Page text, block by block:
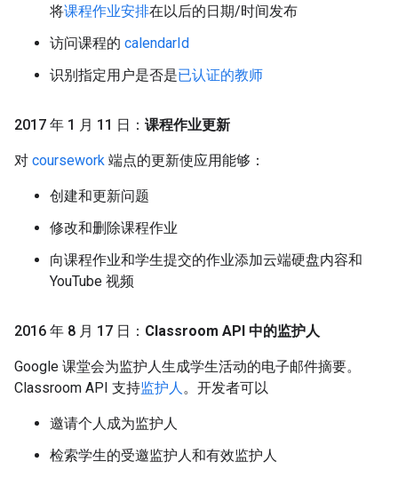
将课程作业安排在以后的日期/时间发布
访问课程的 calendarId
识别指定用户是否是已认证的教师
2017 年 1 月 11 日： 课程作业更新
对 coursework 端点的更新使应用能够：
创建和更新问题
修改和删除课程作业
向课程作业和学生提交的作业添加云端硬盘内容和
YouTube 视频
2016 年 8 月 17 日： Classroom API 中的监护人
Google 课堂会为监护人生成学生活动的电子邮件摘要。
Classroom API 支持监护人。开发者可以
邀请个人成为监护人
检索学生的受邀监护人和有效监护人